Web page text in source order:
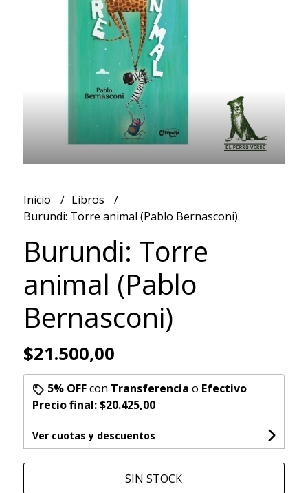
Inicio
Libros
Burundi: Torre animal (Pablo Bernasconi)
Burundi: Torre
animal (Pablo
Bernasconi)
$21.500,00
5% OFFcon Transferencia o Efectivo
Precio final:$20.425,00
Ver cuotas y descuentos
SIN STOCK